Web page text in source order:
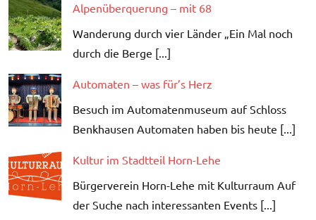
Alpenüberquerung – mit 68
Wanderung durch vier Länder „Ein Mal noch
durch die Berge [...]
Automaten – was für’s Herz
Besuch im Automatenmuseum auf Schloss
Benkhausen Automaten haben bis heute [...]
Kultur im Stadtteil Horn-Lehe
Bürgerverein Horn-Lehe mit Kulturraum Auf
der Suche nach interessanten Events [...]